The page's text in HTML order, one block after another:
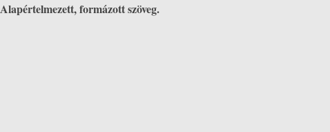
Alapértelmezett, formázott szöveg.